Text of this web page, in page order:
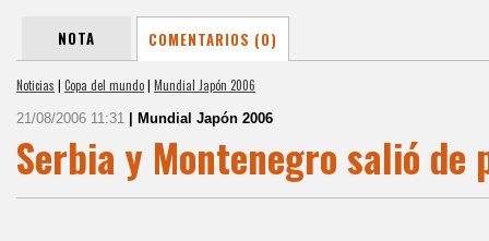
NOTA COMENTARIOS (0)
Noticias | Copa del mundo| Mundial Japón 2006
21/08/2006 11:31 | Mundial Japón 2006
Serbia y Montenegro salió de